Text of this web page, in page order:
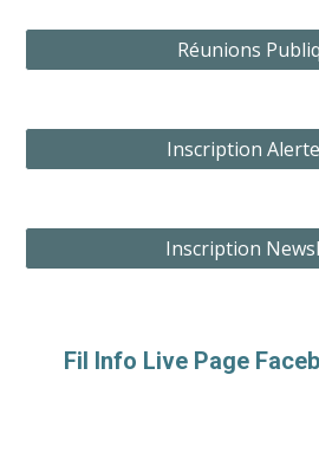
Réunions
Inscription
Inscription
Fil Info Live Page